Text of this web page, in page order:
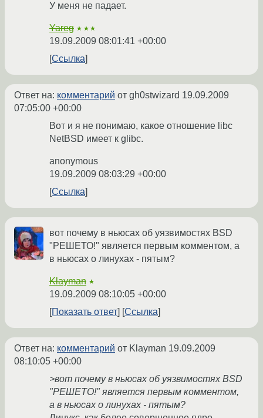
У меня не падает.
Yareg ★★★
19.09.2009 08:01:41 +00:00
Ссылка
Ответ на: комментарий от gh0stwizard 19.09.2009
07:05:00 +00:00
Вот и я не понимаю, какое отношение libc
NetBSD имеет к glibc.
anonymous
19.09.2009 08:03:29 +00:00
Ссылка
вот почему в ньюсах об уязвимостях BSD
"РЕШЕТО!" является первым комментом, а
в ньюсах о линухах - пятым?
Klayman ★
19.09.2009 08:10:05 +00:00
Показать ответ
Ссылка
Ответ на: комментарий от Klayman 19.09.2009
08:10:05 +00:00
>вот почему в ньюсах об уязвимостях BSD
"РЕШЕТО!" является первым комментом,
а в ньюсах о линухах - пятым?